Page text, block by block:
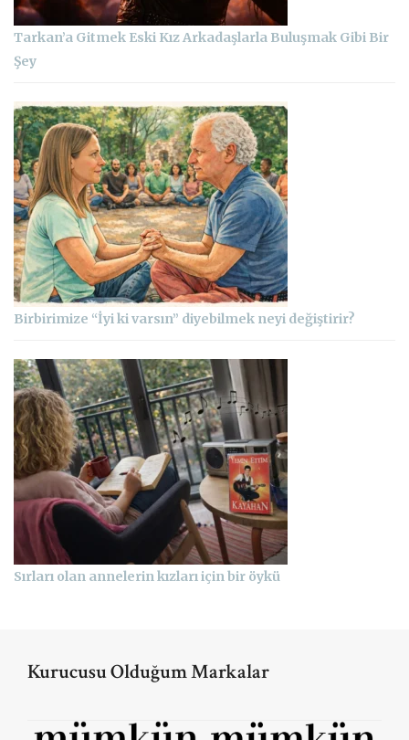
Tarkan’a Gitmek Eski Kız Arkadaşlarla Buluşmak Gibi Bir
Şey
Birbirimize “İyi ki varsın” diyebilmek neyi değiştirir?
Sırları olan annelerin kızları için bir öykü
Kurucusu Olduğum Markalar